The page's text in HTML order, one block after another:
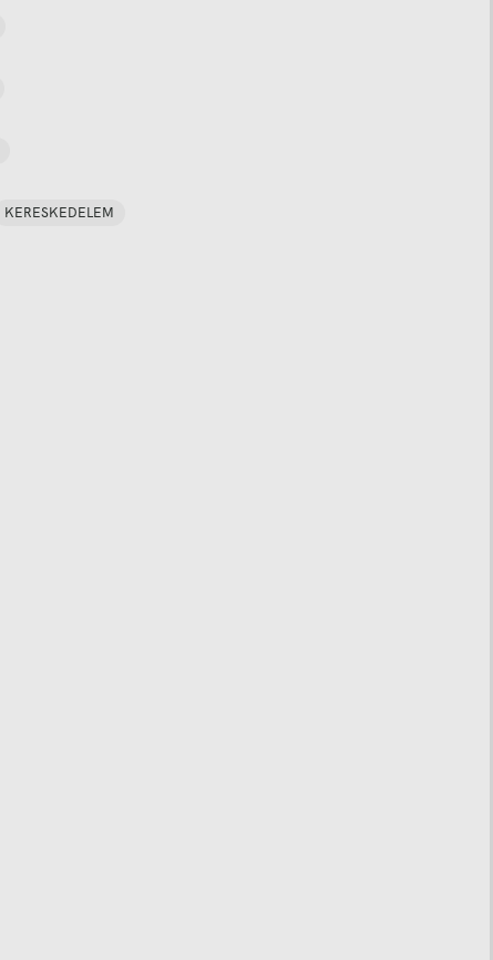
KERESKEDELEM